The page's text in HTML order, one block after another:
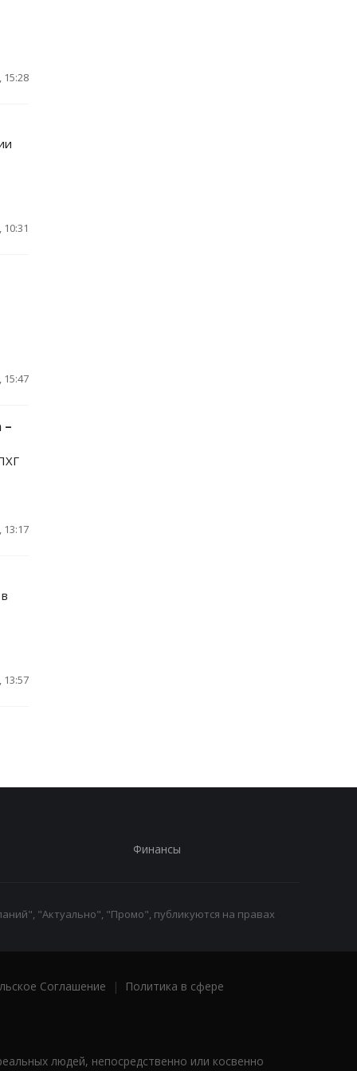
15:28
15:47
–
13:17
13:57
Финансы
"Актуально", "Промо", публикуются на правах
Соглашение |
Политика в сфере
людей, непосредственно или косвенно